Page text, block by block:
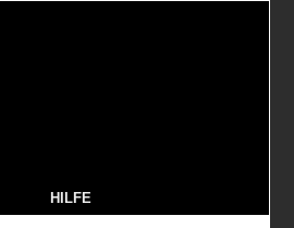
HILFE